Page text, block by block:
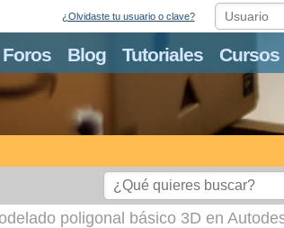
Foros Blog Tutoriales Cursos
¿Olvidaste tu usuario o clave?
poligonal básico 3D en